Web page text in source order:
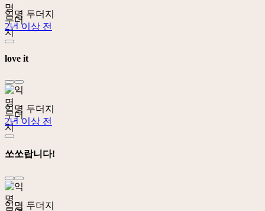
익명 두더지
2년 이상 전
love it
익명 두더지
2년 이상 전
쏘쏘랍니다!
익명 두더지